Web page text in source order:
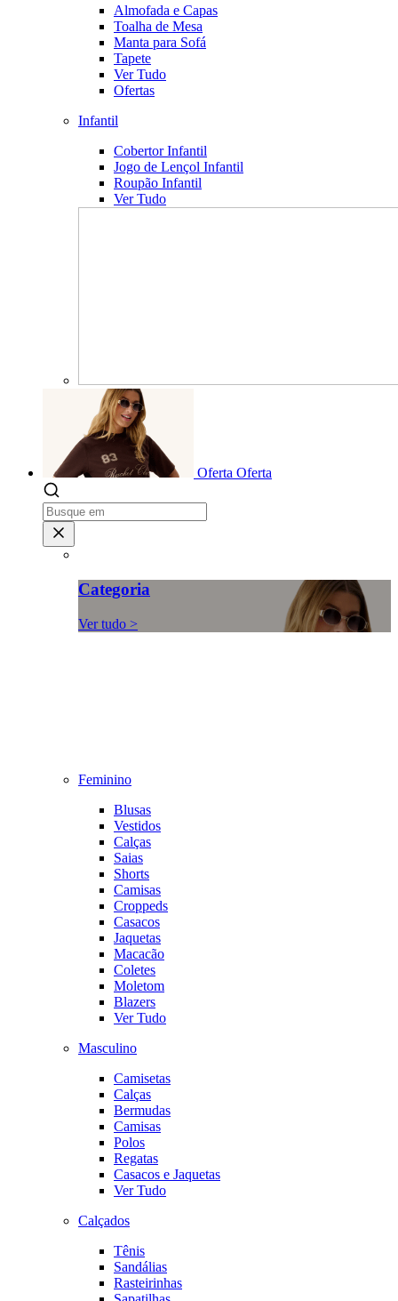
Almofada e Capas
Toalha de Mesa
Manta para Sofá
Tapete
Ver Tudo
Ofertas
Infantil
Cobertor Infantil
Jogo de Lençol Infantil
Roupão Infantil
Ver Tudo
Oferta Oferta
Categoria
Ver tudo >
Feminino
Blusas
Vestidos
Calças
Saias
Shorts
Camisas
Croppeds
Casacos
Jaquetas
Macacão
Coletes
Moletom
Blazers
Ver Tudo
Masculino
Camisetas
Calças
Bermudas
Camisas
Polos
Regatas
Casacos e Jaquetas
Ver Tudo
Calçados
Tênis
Sandálias
Rasteirinhas